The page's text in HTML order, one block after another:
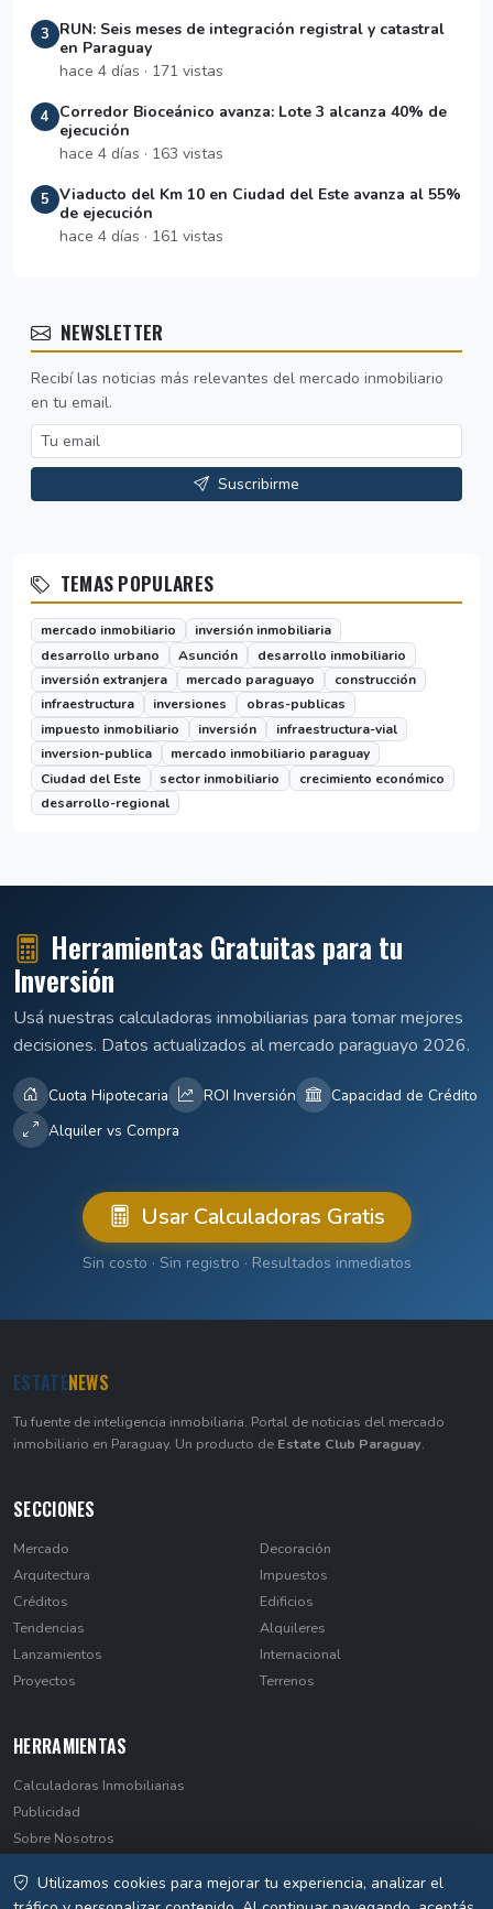
3
RUN: Seis meses de integración registral y catastral
en Paraguay
hace 4 días · 171 vistas
4
Corredor Bioceánico avanza: Lote 3 alcanza 40% de
ejecución
hace 4 días · 163 vistas
5 Viaducto del Km 10 en Ciudad del Este avanza al 55%
de ejecución
hace 4 días · 161 vistas
NEWSLETTER
Recibí las noticias más relevantes del mercado inmobiliario
en tu email.
Suscribirme
TEMAS POPULARES
mercado inmobiliario
inversión inmobiliaria
desarrollo urbano
Asunción
desarrollo inmobiliario
inversión extranjera
mercado paraguayo
construcción
infraestructura
inversiones
obras-publicas
impuesto inmobiliario
inversión
infraestructura-vial
inversion-publica
mercado inmobiliario paraguay
Ciudad del Este
sector inmobiliario
crecimiento económico
desarrollo-regional
Herramientas Gratuitas para tu
Inversión
Usá nuestras calculadoras inmobiliarias para tomar mejores
decisiones. Datos actualizados al mercado paraguayo 2026.
Cuota Hipotecaria ROI Inversión
Capacidad de Crédito
Alquiler vs Compra
Usar Calculadoras Gratis
Sin costo · Sin registro · Resultados inmediatos
ESTATENEWS
Tu fuente de inteligencia inmobiliaria. Portal de noticias del mercado
inmobiliario en Paraguay. Un producto de Estate Club Paraguay.
SECCIONES
Mercado
Arquitectura
Créditos
Tendencias
Lanzamientos
Proyectos
Decoración
Impuestos
Edificios
Alquileres
Internacional
Terrenos
HERRAMIENTAS
Calculadoras Inmobiliarias
Publicidad
Sobre Nosotros
Privacidad
Utilizamos cookies para mejorar tu experiencia, analizar el